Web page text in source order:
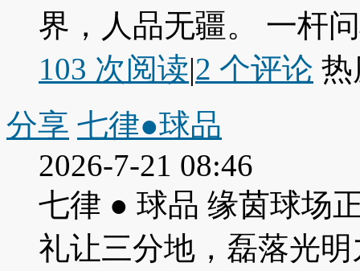
界，人品无疆。 一杆
103 次阅读|2 个评论
分享 七律●球品
2026-7-21 08:46
七律 ● 球品 缘茵球场
礼让三分地，磊落光